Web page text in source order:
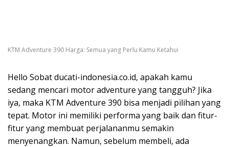
KTM Adventure 390 Harga: Semua yang Perlu Kamu Ketahui
Hello Sobat ducati-indonesia.co.id, apakah kamu
sedang mencari motor adventure yang tangguh? Jika
iya, maka KTM Adventure 390 bisa menjadi pilihan yang
tepat. Motor ini memiliki performa yang baik dan fitur-
fitur yang membuat perjalananmu semakin
menyenangkan. Namun, sebelum membeli, ada